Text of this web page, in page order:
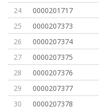
24
0000201717
25
0000207373
26
0000207374
27
0000207375
28
0000207376
29
0000207377
30
0000207378